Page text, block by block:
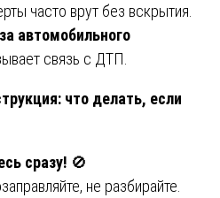
часто врут без вскрытия.
автомобильного
связь с ДТП.
что делать, если
сразу! 🚫
не разбирайте.